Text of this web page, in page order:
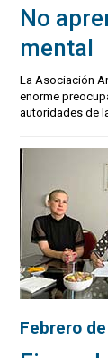
No
mental
La Asociación
enorme
autoridades de la
Febrero